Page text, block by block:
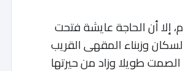
إلا أن الحاجة عايشة فتحت
وزبناء المقهى القريب
طويلا وزاد من حيرتها